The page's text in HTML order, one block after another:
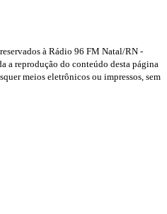
à Rádio 96 FM Natal/RN -
a reprodução do conteúdo desta página
meios eletrônicos ou impressos, sem